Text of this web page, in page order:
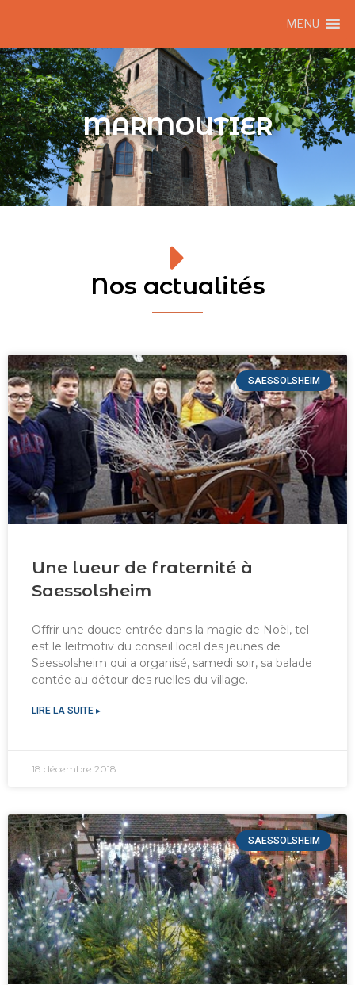
MENU
MARMOUTIER
Nos actualités​
SAESSOLSHEIM
Une lueur de fraternité à
Saessolsheim
Offrir une douce entrée dans la magie de Noël, tel
est le leitmotiv du conseil local des jeunes de
Saessolsheim qui a organisé, samedi soir, sa balade
contée au détour des ruelles du village.
LIRE LA SUITE ▸
18 décembre 2018
SAESSOLSHEIM